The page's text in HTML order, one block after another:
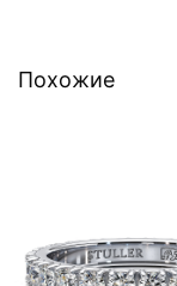
Похожие